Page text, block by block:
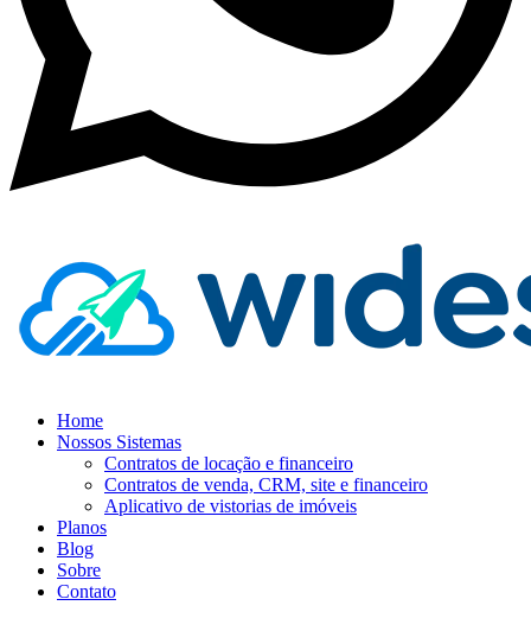
Home
Nossos Sistemas
Contratos de locação e financeiro
Contratos de venda, CRM, site e financeiro
Aplicativo de vistorias de imóveis
Planos
Blog
Sobre
Contato